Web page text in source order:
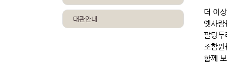
대관안내
더 이
옛사
팔당두
조합
함께